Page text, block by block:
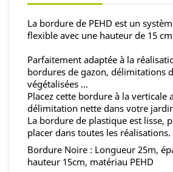
La bordure de PEHD est un
flexible avec une hauteur de 15
Parfaitement adaptée à la
bordures de gazon, délimitations
végétalisées ...
Placez cette bordure à la
délimitation nette dans votre
La bordure de plastique est lisse,
placer dans toutes les réalisations.
Bordure Noire : Longueur 25m,
hauteur 15cm, matériau PEHD